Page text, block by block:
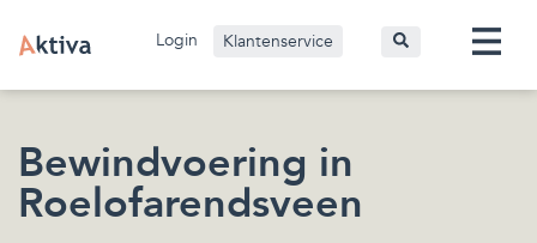
Login Klantenservice
Bewindvoering in
Roelofarendsveen